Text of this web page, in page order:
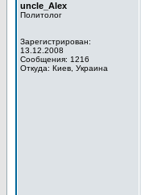
uncle_Alex
Политолог
Зарегистрирован:
13.12.2008
Сообщения: 1216
Откуда: Киев, Украина